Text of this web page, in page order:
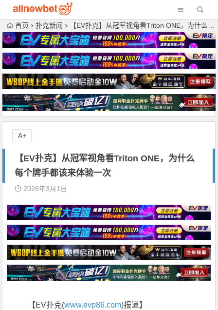
首页 扑克新闻 【EV扑克】从冠军视角看Triton ONE，为什么每个牌手都该来体验一次
【EV扑克】从冠军视角看Triton ONE，为什么
每个牌手都该来体验一次
2026年3月1日
【EV扑克(www.evp86.com)报道】
A+